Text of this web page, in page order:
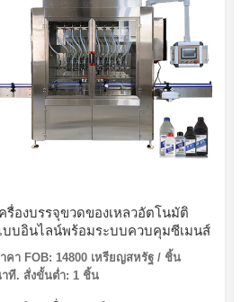
รื่องบรรจุขวดของเหลวอัตโนมัติ
บบอินไลน์พร้อมระบบควบคุมซีเมนส์
คา FOB: 14800 เหรียญสหรัฐ / ชิ้น
ที. สั่งขั้นต่ำ: 1 ชิ้น